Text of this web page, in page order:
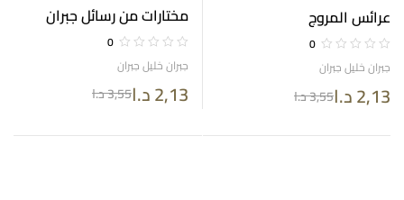
عرائس المروج
0
جبران خليل جبران
3,55د.ا 2,13د.ا
مختارات من رسائل جبران
0
جبران خليل جبران
3,55د.ا 2,13د.ا